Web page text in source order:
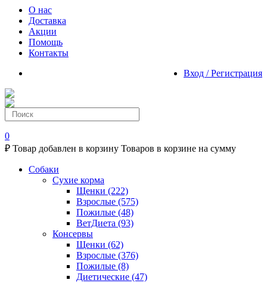
О нас
Доставка
Акции
Помощь
Контакты
Вход / Регистрация
0
₽ Товар добавлен в корзину Товаров в корзине на сумму
Собаки
Сухие корма
Щенки (222)
Взрослые (575)
Пожилые (48)
ВетДиета (93)
Консервы
Щенки (62)
Взрослые (376)
Пожилые (8)
Диетические (47)